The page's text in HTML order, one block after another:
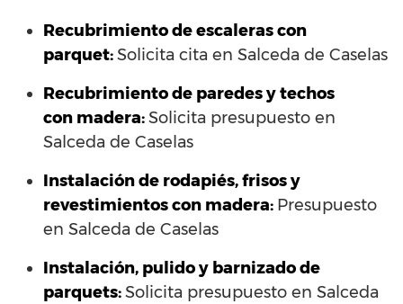
Recubrimiento de escaleras con
parquet:Solicita cita en Salceda de Caselas
Recubrimiento de paredes y techos
con madera:Solicita presupuesto en
Salceda de Caselas
Instalación de rodapiés, frisos y
revestimientos con madera: Presupuesto
en Salceda de Caselas
Instalación, pulido y barnizado de
parquets:Solicita presupuesto en Salceda